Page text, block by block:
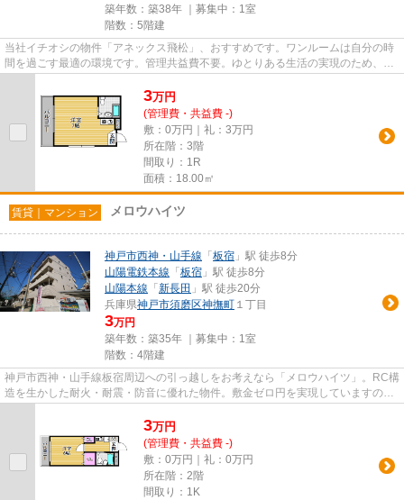
築年数：築38年 ｜募集中： 1室
階数：5階建
当社イチオシの物件「アネックス飛松」、おすすめです。ワンルームは自分の時
間を過ごす最適の環境です。管理共益費不要。ゆとりある生活の実現のため、初
3万円
(管理費・共益費 -)
敷：0万円｜礼：3万円
所在階：3階
間取り：1R
面積：18.00㎡
賃貸｜マンション メロウハイツ
神戸市西神・山手線 「 板宿 」駅 徒歩8分
山陽電鉄本線 「 板宿 」駅 徒歩8分
山陽本線 「 新長田 」駅 徒歩20分
兵庫県神戸市須磨区神撫町 １丁目
3万円
築年数：築35年 ｜募集中： 1室
階数：4階建
神戸市西神・山手線板宿周辺への引っ越しをお考えなら「メロウハイツ」。RC構
造を生かした耐火・耐震・防音に優れた物件。敷金ゼロ円を実現していますの
3万円
(管理費・共益費 -)
敷：0万円｜礼：0万円
所在階：2階
間取り：1K